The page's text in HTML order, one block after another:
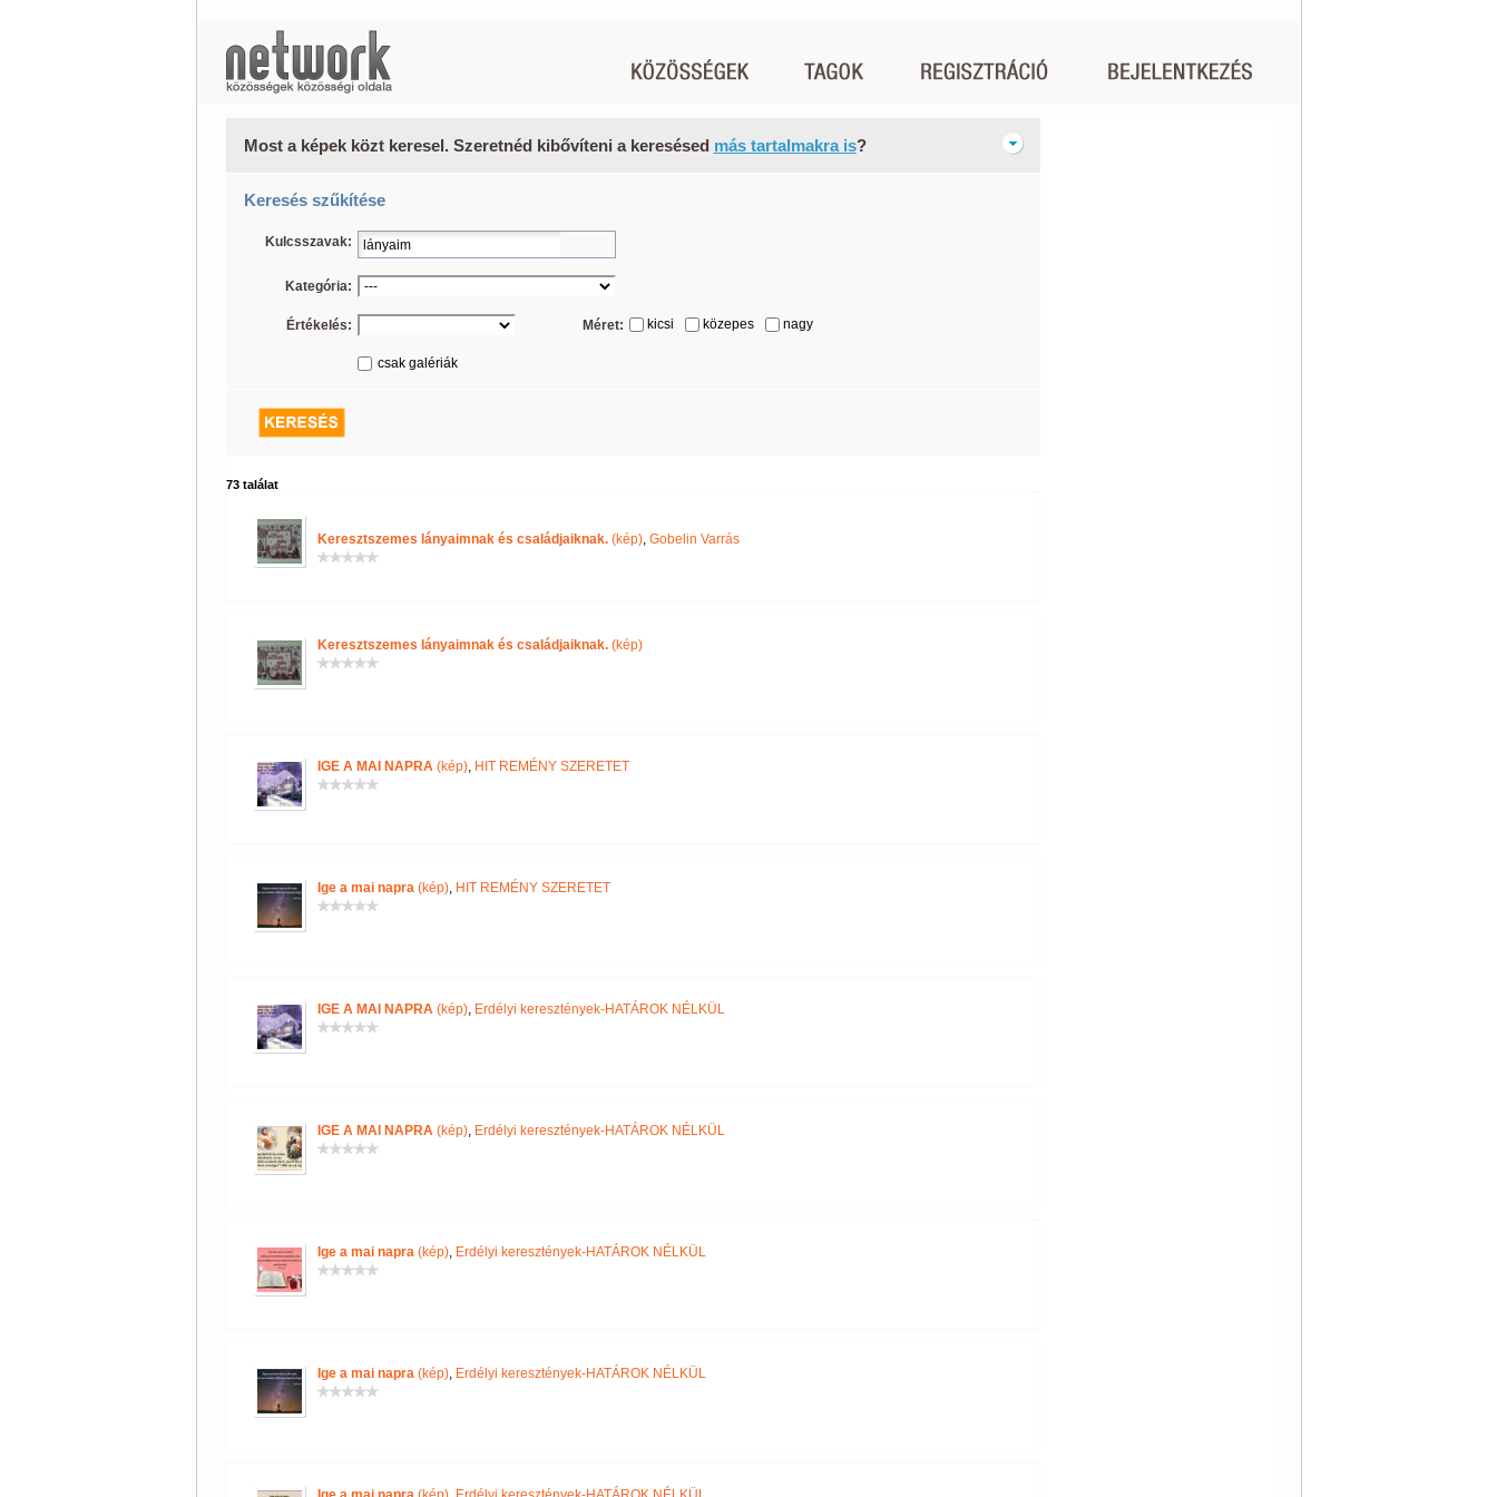
Most a képek közt keresel. Szeretnéd kibővíteni a keresésed más tartalmakra is?
Keresés szűkítése
Kulcsszavak:
Kategória:
Értékelés: Méret: kicsi közepes nagy
csak galériák
73 találat
Keresztszemes lányaimnak és családjaiknak.(kép), Gobelin Varrás
Keresztszemes lányaimnak és családjaiknak.(kép)
IGE A MAI NAPRA(kép), HIT REMÉNY SZERETET
Ige a mai napra(kép), HIT REMÉNY SZERETET
IGE A MAI NAPRA(kép), Erdélyi keresztények-HATÁROK NÉLKÜL
IGE A MAI NAPRA(kép), Erdélyi keresztények-HATÁROK NÉLKÜL
Ige a mai napra(kép), Erdélyi keresztények-HATÁROK NÉLKÜL
Ige a mai napra(kép), Erdélyi keresztények-HATÁROK NÉLKÜL